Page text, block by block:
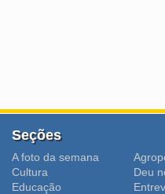
Seções
A foto da semana
Cultura
Deu
Educação